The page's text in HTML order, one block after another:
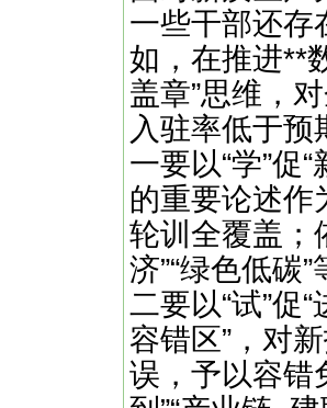
一些干部还存
如，在推进**
盖章”思维，
入驻率低于预
一要以“学”促
的重要论述作
轮训全覆盖；
济”“绿色低碳
二要以“试”促
容错区”，对
误，予以容错